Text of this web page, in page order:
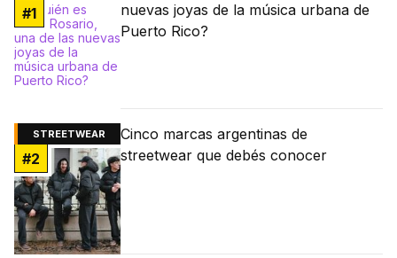
#1
nuevas joyas de la música urbana de
Puerto Rico?
STREETWEAR
#2
Cinco marcas argentinas de
streetwear que debés conocer